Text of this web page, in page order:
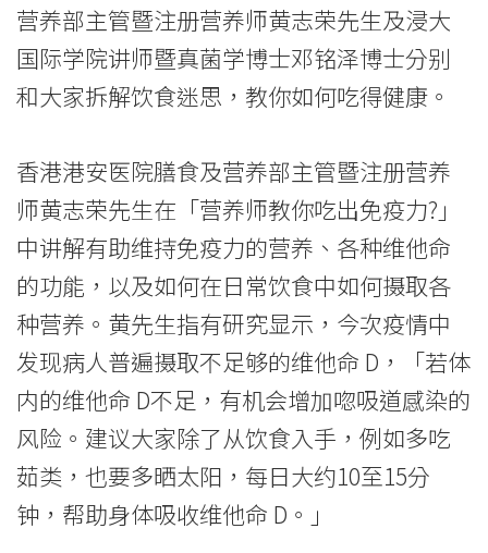
学
院
息
国
际
学
院
香
营养部主管暨注册营养师黄志荣先生及浸大
国际学院讲师暨真菌学博士邓铭泽博士分别
和大家拆解饮食迷思，教你如何吃得健康。
香港港安医院膳食及营养部主管暨注册营养
师黄志荣先生在「营养师教你吃出免疫力?」
中讲解有助维持免疫力的营养、各种维他命
的功能，以及如何在日常饮食中如何摄取各
种营养。黄先生指有研究显示，今次疫情中
发现病人普遍摄取不足够的维他命 D，「若体
内的维他命 D不足，有机会增加唿吸道感染的
风险。建议大家除了从饮食入手，例如多吃
茹类，也要多晒太阳，每日大约10至15分
钟，帮助身体吸收维他命 D。」